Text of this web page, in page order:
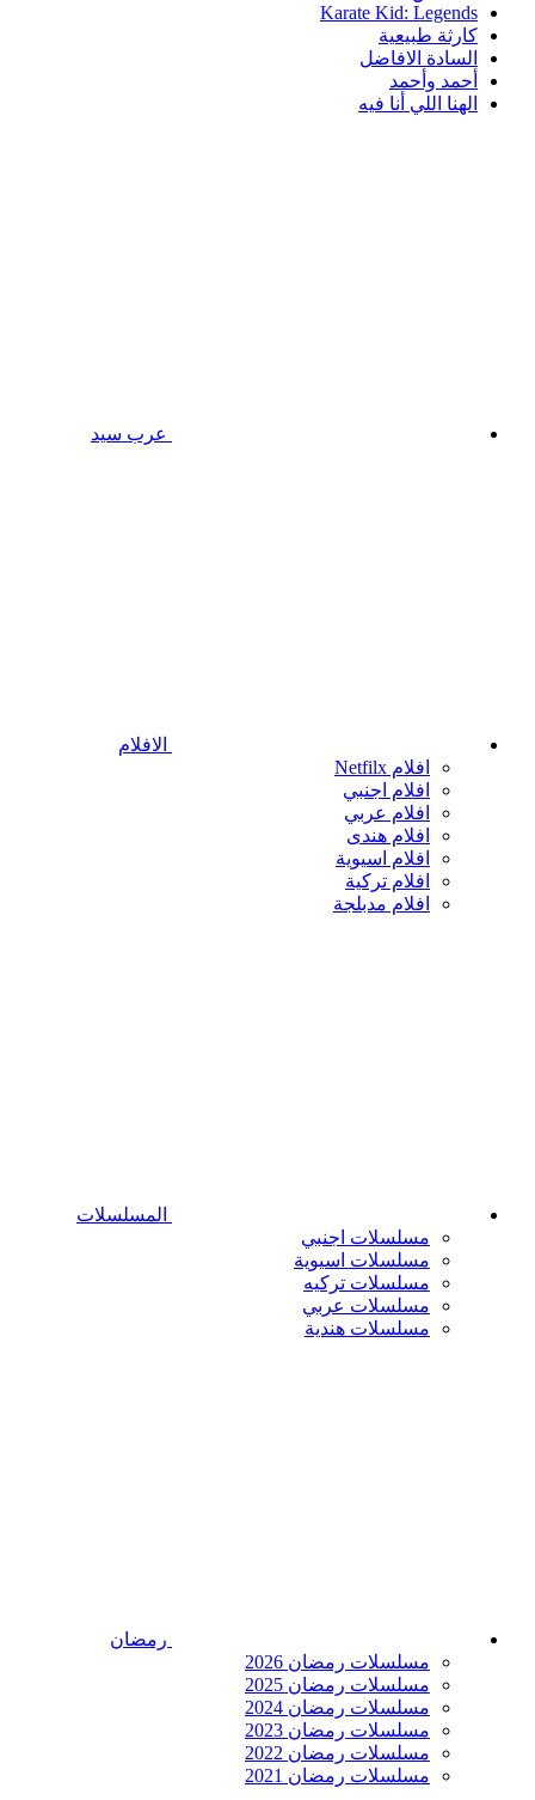
Karate Kid: Legends
كارثة طبيعية
السادة الافاضل
أحمد وأحمد
الهنا اللي أنا فيه
عرب سيد
الافلام
افلام Netfilx
افلام اجنبي
افلام عربي
افلام هندى
افلام اسيوية
افلام تركية
افلام مدبلجة
المسلسلات
مسلسلات اجنبي
مسلسلات اسيوية
مسلسلات تركيه
مسلسلات عربي
مسلسلات هندية
رمضان
مسلسلات رمضان 2026
مسلسلات رمضان 2025
مسلسلات رمضان 2024
مسلسلات رمضان 2023
مسلسلات رمضان 2022
مسلسلات رمضان 2021